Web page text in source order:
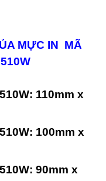
MỰC IN MÃ
110mm x
100mm x
90mm x